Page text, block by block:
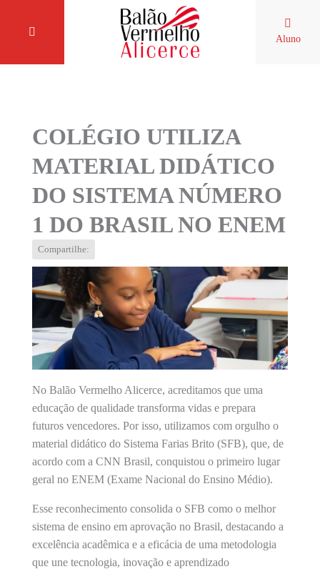
Aluno
COLÉGIO UTILIZA
MATERIAL DIDÁTICO
DO SISTEMA NÚMERO
1 DO BRASIL NO ENEM
Compartilhe:
No Balão Vermelho Alicerce, acreditamos que uma
educação de qualidade transforma vidas e prepara
futuros vencedores. Por isso, utilizamos com orgulho o
material didático do Sistema Farias Brito (SFB), que, de
acordo com a CNN Brasil, conquistou o primeiro lugar
geral no ENEM (Exame Nacional do Ensino Médio).
Esse reconhecimento consolida o SFB como o melhor
sistema de ensino em aprovação no Brasil, destacando a
excelência acadêmica e a eficácia de uma metodologia
que une tecnologia, inovação e aprendizado